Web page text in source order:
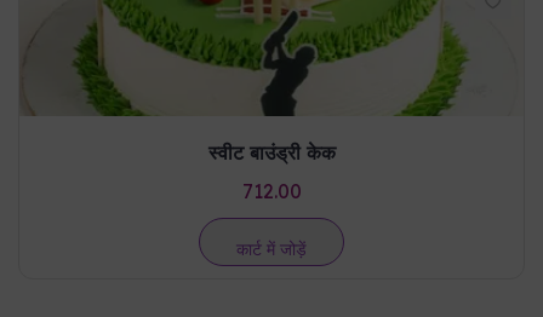
स्वीट बाउंड्री केक
712.00
कार्ट में जोड़ें